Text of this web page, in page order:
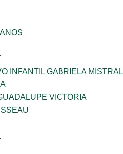
INFANTIL GABRIELA MISTRAL
VICTORIA